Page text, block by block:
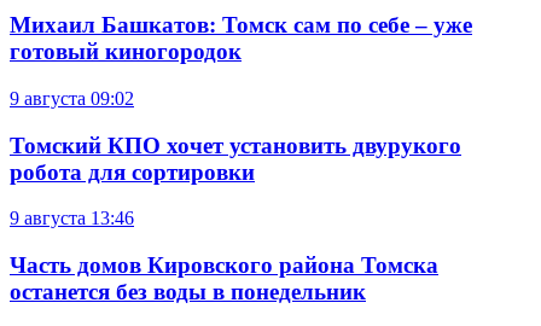
Михаил Башкатов: Томск сам по себе – уже
готовый киногородок
9 августа 09:02
Томский КПО хочет установить двурукого
робота для сортировки
9 августа 13:46
Часть домов Кировского района Томска
останется без воды в понедельник